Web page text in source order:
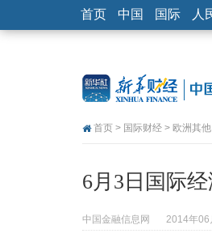
首页 中国 国际 人
首页 > 国际财经 > 欧洲其他
6月3日国际经
中国金融信息网 2014年06